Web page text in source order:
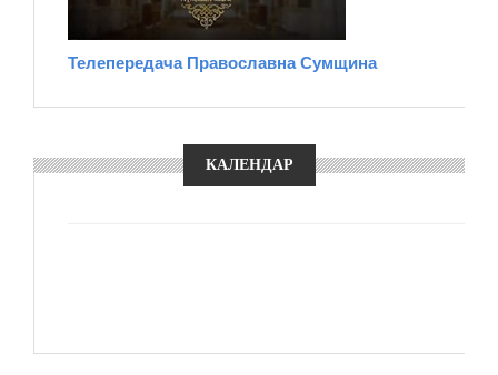
Телепередача Православна Сумщина
КАЛЕНДАР